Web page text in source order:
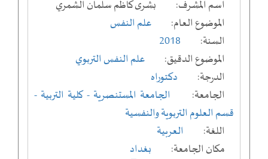
اسم المشرف:
بشرى كاظم سلمان الشمري
الموضوع العام:
علم النفس
السنة:
2018
الموضوع الدقيق:
علم النفس التربوي
الدرجة:
دكتوراه
الجامعة:
الجامعة المستنصرية - كلية التربية -
قسم العلوم التربوية والنفسية
اللغة:
العربية
مكان الجامعة:
بغداد